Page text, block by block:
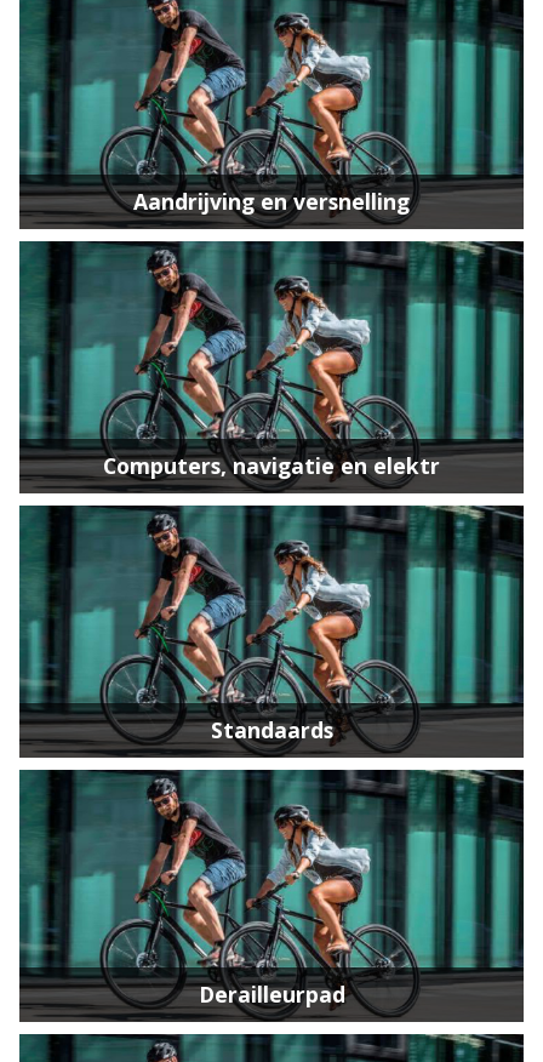
Aandrijving en versnelling
Computers, navigatie en elektr
Standaards
Derailleurpad